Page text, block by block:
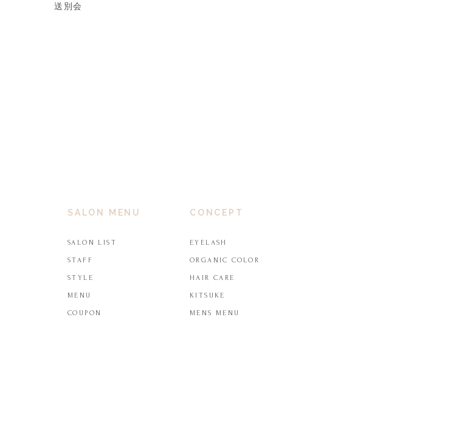
送別会
SALON MENU
SALON LIST
STAFF
STYLE
MENU
COUPON
CONCEPT
EYELASH
ORGANIC COLOR
HAIR CARE
KITSUKE
MENS MENU